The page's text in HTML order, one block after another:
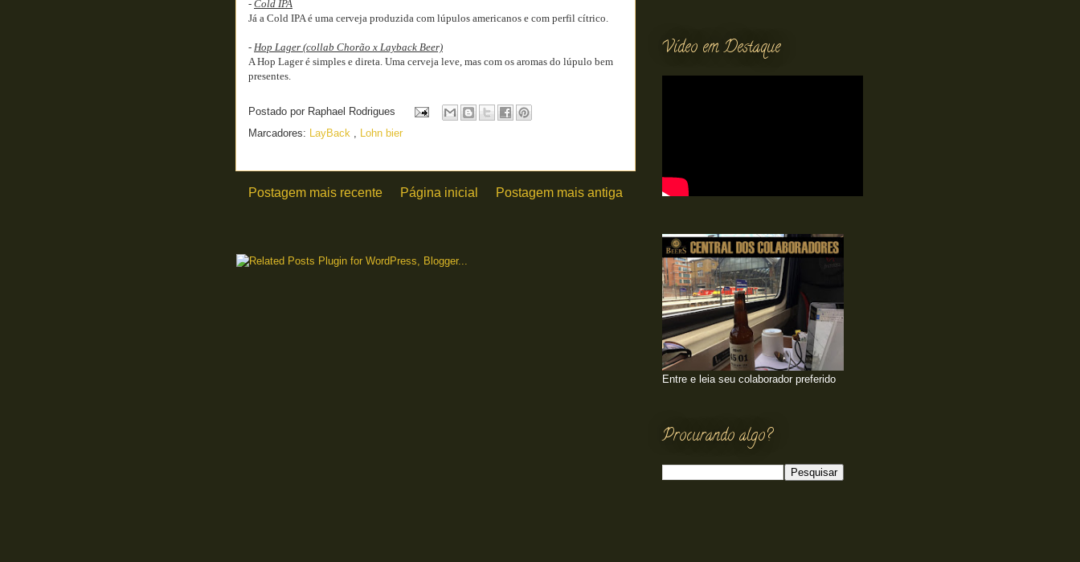
- Cold IPA
Já a Cold IPA é uma cerveja produzida com lúpulos americanos e com perfil cítrico.
- Hop Lager (collab Chorão x Layback Beer)
A Hop Lager é simples e direta. Uma cerveja leve, mas com os aromas do lúpulo bem
presentes.
Postado por Raphael Rodrigues
Marcadores: LayBack , Lohn bier
Postagem mais recente Postagem mais antiga
Página inicial
Vídeo em Destaque
Entre e leia seu colaborador preferido
Procurando algo?